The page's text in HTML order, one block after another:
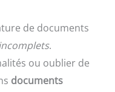
de documents
.
ou oublier de
documents